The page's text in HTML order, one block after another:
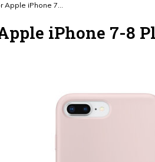
Apple iPhone 7...
iPhone 7-8